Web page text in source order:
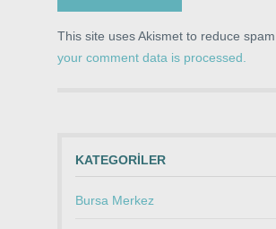
This site uses Akismet to reduce spam.
your comment data is processed.
KATEGORILER
Bursa Merkez